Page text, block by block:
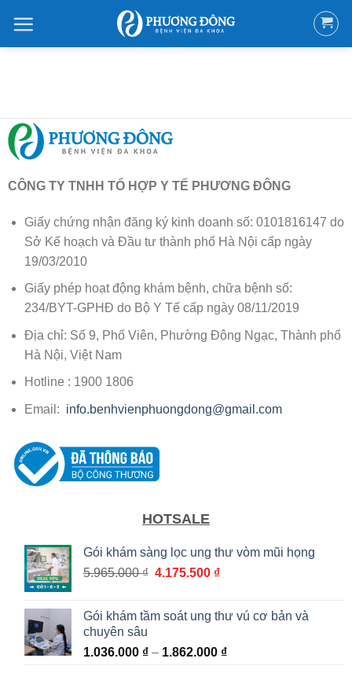
qua
nội
CÔNG TY TNHH TỔ HỢP Y TẾ PHƯƠNG ĐÔNG
Giấy chứng nhận đăng ký kinh doanh số: 0101816147 do
Sở Kế hoạch và Đầu tư thành phố Hà Nội cấp ngày
19/03/2010
Giấy phép hoạt động khám bệnh, chữa bệnh số:
234/BYT-GPHĐ do Bộ Y Tế cấp ngày 08/11/2019
Địa chỉ: Số 9, Phố Viên, Phường Đông Ngạc, Thành phố
Hà Nội, Việt Nam
Hotline : 1900 1806
Email: info.benhvienphuongdong@gmail.com
HOTSALE
Gói khám sàng lọc ung thư vòm mũi họng
5.965.000₫ Giá
5.965.000 ₫.
4.175.500 ₫Giá
là:
Gói khám tầm soát ung thư vú cơ bản và
chuyên sâu
1.036.000 ₫ – 1.862.000 ₫Khoảng